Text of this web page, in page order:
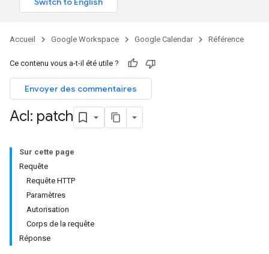
Accueil Google Workspace Google Calendar Référence
Ce contenu vous a-t-il été utile ?
Envoyer des commentaires
Acl: patch
Sur cette page
Requête
Requête HTTP
Paramètres
Autorisation
Corps de la requête
Réponse